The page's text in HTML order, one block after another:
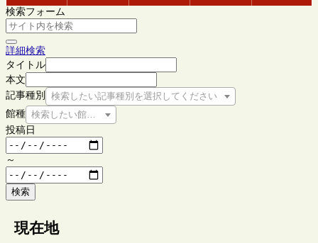
検索フォーム
詳細検索
タイトル
本文
記事種別
検索したい記事種別を選択してください
館種 検索したい館種を選択してください
投稿日
～
検索
現在地